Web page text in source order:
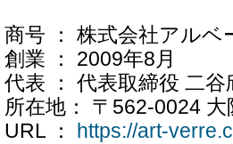
商号 ： 株式会社アル
創業 ： 2009年8月
代表 ： 代表取締役 二
所在地： 〒562-0024
URL ：
https://art-